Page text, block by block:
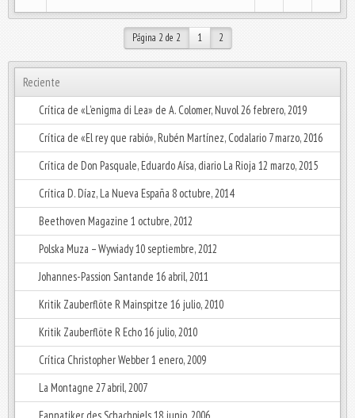
Página 2 de 2 1 2
Reciente
Crítica de «L’enigma di Lea» de A. Colomer, Nuvol26 febrero, 2019
Crítica de «El rey que rabió», Rubén Martínez, Codalario 7 marzo, 2016
Crítica de Don Pasquale, Eduardo Aísa, diario La Rioja 12 marzo, 2015
Crítica D. Díaz, La Nueva España 8 octubre, 2014
Beethoven Magazine 1 octubre, 2012
Polska Muza – Wywiady10 septiembre, 2012
Johannes-Passion Santande 16 abril, 2011
Kritik Zauberflöte R Mainspitze 16 julio, 2010
Kritik Zauberflöte R Echo16 julio, 2010
Crítica Christopher Webber1 enero, 2009
La Montagne 27 abril, 2007